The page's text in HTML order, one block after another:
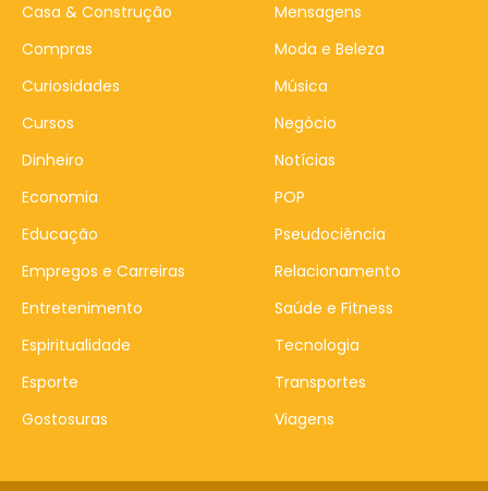
Casa & Construção
Compras
Curiosidades
Cursos
Dinheiro
Economia
Educação
Empregos e Carreiras
Entretenimento
Espiritualidade
Esporte
Gostosuras
Mensagens
Moda e Beleza
Música
Negócio
Notícias
POP
Pseudociência
Relacionamento
Saúde e Fitness
Tecnologia
Transportes
Viagens